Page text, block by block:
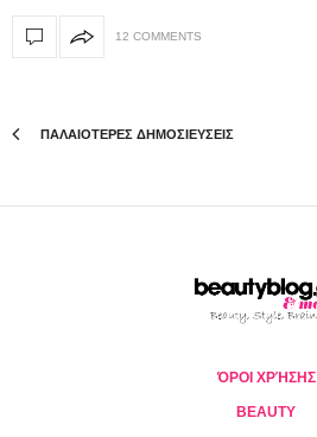
12 COMMENTS
ΠΑΛΑΙΟΤΕΡΕΣ ΔΗΜΟΣΙΕΥΣΕΙΣ
ΌΡΟΙ ΧΡΉΣΗΣ
BEAUTY